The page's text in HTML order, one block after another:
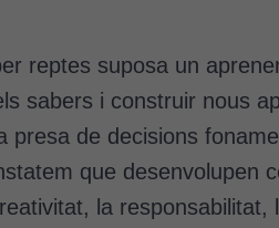
reptes suposa un
sabers i construir nous
de decisions
que desenvolupen
la